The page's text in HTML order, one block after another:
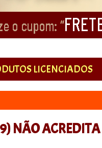
LICENCIADOS
NÃO ACREDITA